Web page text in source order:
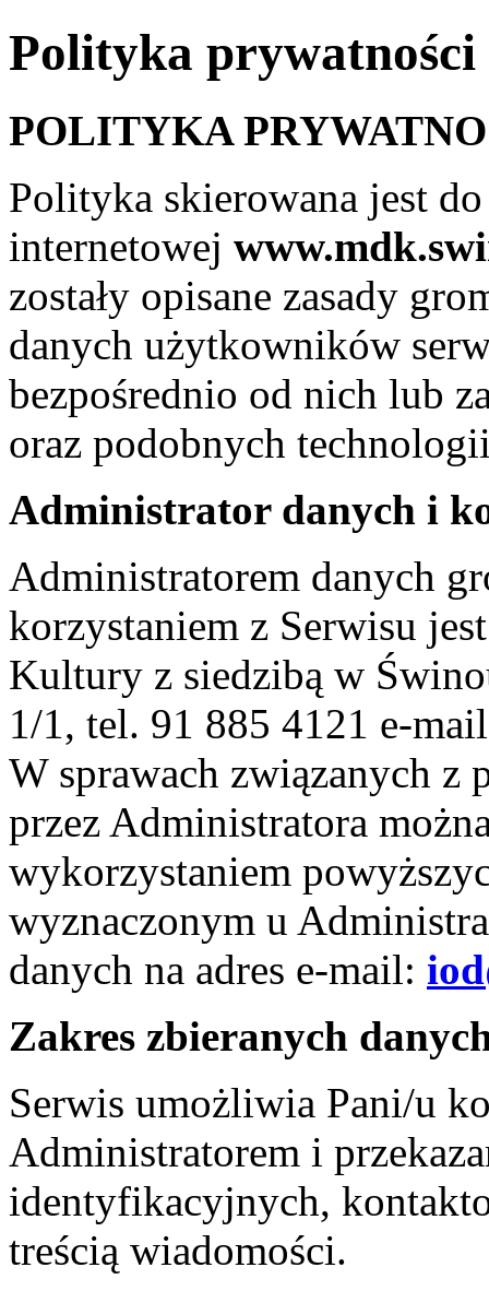
Polityka prywatności
POLITYKA
Polityka skierowana jest
internetowej
zostały opisane zasady
danych użytkowników
bezpośrednio od nich lub
oraz podobnych
Administrator danych i
Administratorem danych
korzystaniem z Serwisu
Kultury z siedzibą w
1/1, tel. 91 885 4121 e-
W sprawach związanych z
przez Administratora
wykorzystaniem
wyznaczonym u
danych na adres e-mail:
Zakres zbieranych
Serwis umożliwia Pani/u
Administratorem i
identyfikacyjnych,
treścią wiadomości.